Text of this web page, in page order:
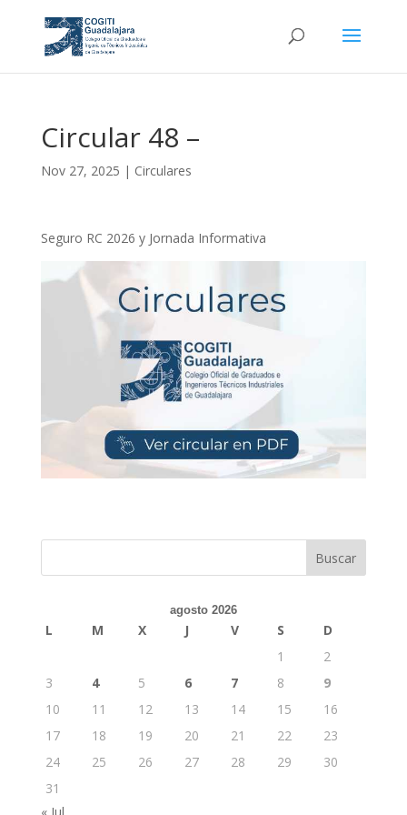
Circular 48 –
Nov 27, 2025 | Circulares
Seguro RC 2026 y Jornada Informativa
Buscar
agosto 2026
L M X J V S
D
1
2
3
4 5 6 7 8
9
10
11 12 13 14 15
16
17
18 19 20 21 22
23
24
25 26 27 28 29
30
31